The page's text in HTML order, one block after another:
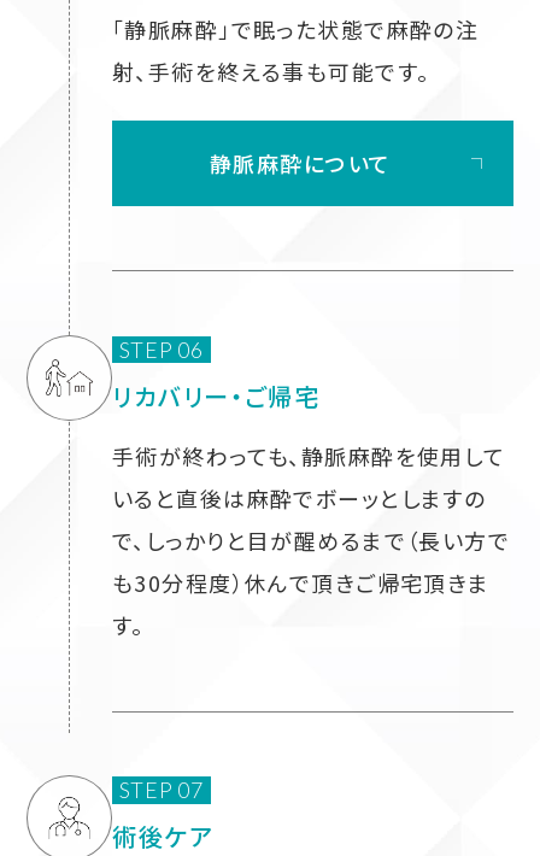
「静脈麻酔」で眠った状態で麻酔の注
射、手術を終える事も可能です。
静脈麻酔について
STEP 06
リカバリー・ご帰宅
手術が終わっても、静脈麻酔を使用して
いると直後は麻酔でボーッとしますの
で、しっかりと目が醒めるまで（長い方で
も30分程度）休んで頂きご帰宅頂きま
す。
STEP 07
術後ケア